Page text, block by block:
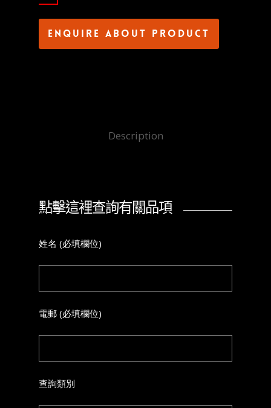
Enquire about product
Description
點擊這裡查詢有關品項
姓名 (必填欄位)
電郵 (必填欄位)
查詢類別